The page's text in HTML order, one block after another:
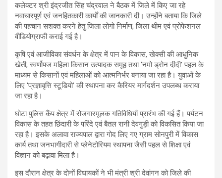
कलेक्टर श्री इंद्रजीत सिंह चंद्रवाल ने बैठक में जिले में किए जा रहे
नवाचारपूर्ण एवं जनहितकारी कार्यों की जानकारी दी। उन्होंने बताया कि जिले
की पहचान सशक्त करने हेतु जिला लोगो निर्माण, जिला थीम एवं प्रोफेशनल
वीडियोग्राफी कराई गई है।
कृषि एवं आजीविका संवर्धन के क्षेत्र में पान के विकास, खेक्सी की आधुनिक
खेती, स्वर्णोपज महिला किसान उत्पादक समूह तथा ‘नमो ड्रोन दीदी’ पहल के
माध्यम से किसानों एवं महिलाओं को आत्मनिर्भर बनाया जा रहा है। युवाओं के
लिए ‘प्रज्ञावृत्ति स्टूडियो’ की स्थापना कर कैरियर मार्गदर्शन उपलब्ध कराया
जा रहा है।
घोटा पुलिस कैंप क्षेत्र में रोजगारमूलक गतिविधियाँ प्रारंभ की गई हैं। पर्यटन
विकास के तहत छिंदारी के परिंदे एवं बैतल रानी देवगुड़ी को विकसित किया जा
रहा है। इसके अलावा राज्यपाल द्वारा गोद लिए गए ग्राम सोनपुरी में विकास
कार्य तथा जनभागीदारी से प्लेनेटोरियम स्थापना जैसी पहल से शिक्षा एवं
विज्ञान को बढ़ावा मिला है।
इस दौरान क्षेत्र के दोनों विधायकों ने भी मंत्री श्री देवांगन को जिले की